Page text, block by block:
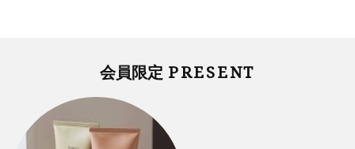
会員限定 PRESENT